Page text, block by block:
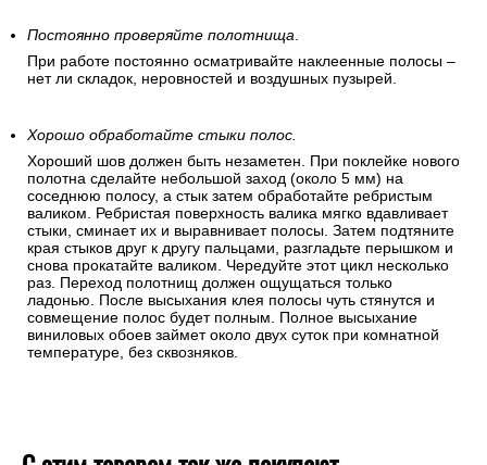
Постоянно проверяйте полотнища.
При работе постоянно осматривайте наклеенные полосы –
нет ли складок, неровностей и воздушных пузырей.
Хорошо обработайте стыки полос.
Хороший шов должен быть незаметен. При поклейке нового
полотна сделайте небольшой заход (около 5 мм) на
соседнюю полосу, а стык затем обработайте ребристым
валиком. Ребристая поверхность валика мягко вдавливает
стыки, сминает их и выравнивает полосы. Затем подтяните
края стыков друг к другу пальцами, разгладьте перышком и
снова прокатайте валиком. Чередуйте этот цикл несколько
раз. Переход полотнищ должен ощущаться только
ладонью. После высыхания клея полосы чуть стянутся и
совмещение полос будет полным. Полное высыхание
виниловых обоев займет около двух суток при комнатной
температуре, без сквозняков.